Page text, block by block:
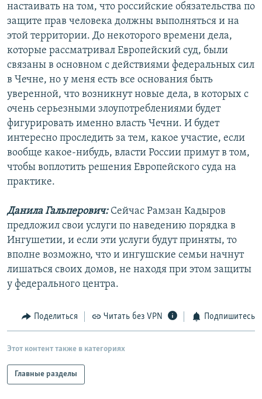
настаивать на том, что российские обязательства по
защите прав человека должны выполняться и на
этой территории. До некоторого времени дела,
которые рассматривал Европейский суд, были
связаны в основном с действиями федеральных сил
в Чечне, но у меня есть все основания быть
уверенной, что возникнут новые дела, в которых с
очень серьезными злоупотреблениями будет
фигурировать именно власть Чечни. И будет
интересно проследить за тем, какое участие, если
вообще какое-нибудь, власти России примут в том,
чтобы воплотить решения Европейского суда на
практике.
Данила Гальперович:Сейчас Рамзан Кадыров
предложил свои услуги по наведению порядка в
Ингушетии, и если эти услуги будут приняты, то
вполне возможно, что и ингушские семьи начнут
лишаться своих домов, не находя при этом защиты
у федерального центра.
Поделиться Читать без VPN Подпишитесь
Этот контент также в категориях
Главные разделы